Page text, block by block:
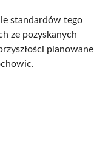
standardów tego
ze pozyskanych
planowane